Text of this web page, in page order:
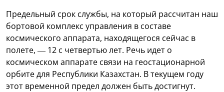
Предельный срок службы, на который рассчитан наш
бортовой комплекс управления в составе
космического аппарата, находящегося сейчас в
полете, — 12 с четвертью лет. Речь идет о
космическом аппарате связи на геостационарной
орбите для Республики Казахстан. В текущем году
этот временной предел должен быть достигнут.